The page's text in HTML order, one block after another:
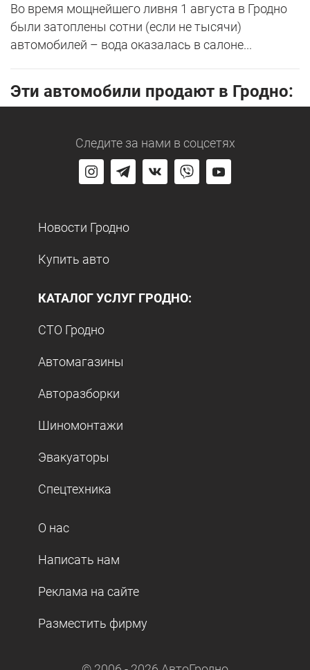
Во время мощнейшего ливня 1 августа в Гродно
были затоплены сотни (если не тысячи)
автомобилей – вода оказалась в салоне...
Эти автомобили продают в Гродно:
Следите за нами в соцсетях
Новости Гродно
Купить авто
КАТАЛОГ УСЛУГ ГРОДНО:
СТО Гродно
Автомагазины
Авторазборки
Шиномонтажи
Эвакуаторы
Спецтехника
О нас
Написать нам
Реклама на сайте
Разместить фирму